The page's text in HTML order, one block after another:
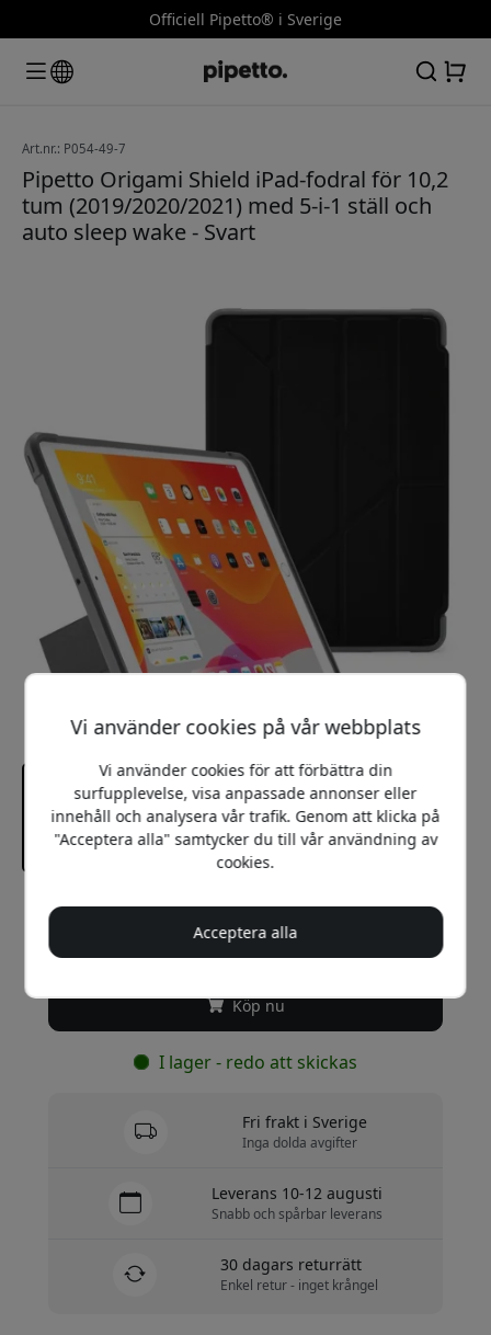
Officiell Pipetto® i Sverige
Art.nr.: P054-49-7
Pipetto Origami Shield iPad-fodral för 10,2
tum (2019/2020/2021) med 5-i-1 ställ och
auto sleep wake - Svart
Rekommenderat pris
799 SEK
Köp nu
I lager - redo att skickas
Fri frakt i Sverige
Inga dolda avgifter
Leverans 10-12 augusti
Snabb och spårbar leverans
30 dagars returrätt
Enkel retur - inget krångel
Vi använder cookies på vår webbplats
Vi använder cookies för att förbättra din
surfupplevelse, visa anpassade annonser eller
innehåll och analysera vår trafik. Genom att klicka på
"Acceptera alla" samtycker du till vår användning av
cookies.
Acceptera alla